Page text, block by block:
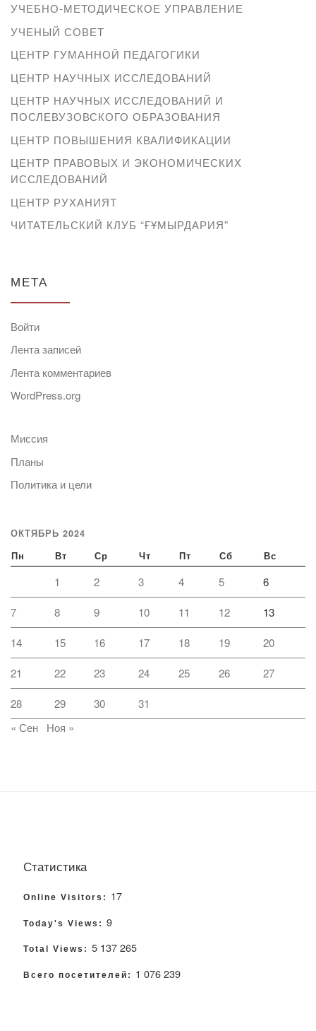
УЧЕБНО-МЕТОДИЧЕСКОЕ УПРАВЛЕНИЕ
УЧЕНЫЙ СОВЕТ
ЦЕНТР ГУМАННОЙ ПЕДАГОГИКИ
ЦЕНТР НАУЧНЫХ ИССЛЕДОВАНИЙ
ЦЕНТР НАУЧНЫХ ИССЛЕДОВАНИЙ И
ПОСЛЕВУЗОВСКОГО ОБРАЗОВАНИЯ
ЦЕНТР ПОВЫШЕНИЯ КВАЛИФИКАЦИИ
ЦЕНТР ПРАВОВЫХ И ЭКОНОМИЧЕСКИХ
ИССЛЕДОВАНИЙ
ЦЕНТР РУХАНИЯТ
ЧИТАТЕЛЬСКИЙ КЛУБ “ҒҰМЫРДАРИЯ”
МЕТА
Войти
Лента записей
Лента комментариев
WordPress.org
Миссия
Планы
Политика и цели
ОКТЯБРЬ 2024
Пн Вт Ср Чт Пт Сб Вс
1 2 3 4 5 6
7 8 9 10 11 12 13
14 15 16 17 18 19 20
21 22 23 24 25 26 27
28 29 30
31
« Сен
Ноя »
Статистика
Online Visitors: 17
Today's Views: 9
Total Views: 5 137 265
Всего посетителей: 1 076 239